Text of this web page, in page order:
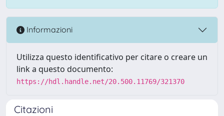
Informazioni
Utilizza questo identificativo per citare o creare un
link a questo documento:
https://hdl.handle.net/20.500.11769/321370
Citazioni